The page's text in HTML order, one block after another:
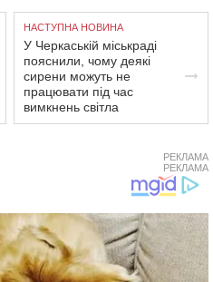
НАСТУПНА НОВИНА
У Черкаській міськраді
пояснили, чому деякі
сирени можуть не
працювати під час
вимкнень світла
РЕКЛАМА
РЕКЛАМА